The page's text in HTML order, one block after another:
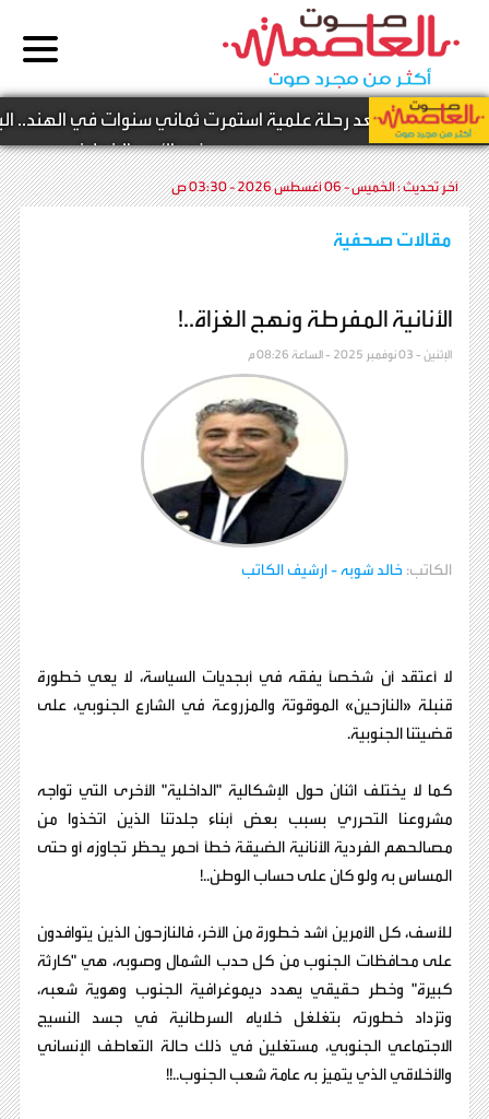
مدني - بعد رحلة علمية استمرت ثماني سنوات في الهند..
في الأدب الإنجليز
آخر تحديث :الخميس - 06 أغسطس 2026 - 03:30 ص
مقالات صحفية
الأنانية المفرطة ونهج الغزاة..!
الإثنين - 03 نوفمبر 2025 - الساعة 08:26 م
الكاتب: خالد شوبه- ارشيف الكاتب
​لا أعتقد أن شخصًا يفقه في أبجديات السياسة، لا يعي خطورة
قنبلة «النازحين» الموقوتة والمزروعة في الشارع الجنوبي، على
قضيتنا الجنوبية.
​كما لا يختلف اثنان حول الإشكالية "الداخلية" الأخرى التي تواجه
مشروعنا التحرري بسبب بعض أبناء جلدتنا الذين اتخذوا من
مصالحهم الفردية الأنانية الضيقة خطاً أحمر يحظر تجاوزه أو حتى
المساس به ولو كان على حساب الوطن..!
​للأسف، كل الأمرين أشد خطورة من الآخر، فالنازحون الذين يتوافدون
على محافظات الجنوب من كل حدب الشمال وصوبه، هي "كارثة
كبيرة" وخطر حقيقي يهدد ديموغرافية الجنوب وهوية شعبه،
وتزداد خطورته بتغلغل خلاياه السرطانية في جسد النسيج
الاجتماعي الجنوبي، مستغلين في ذلك حالة التعاطف الإنساني
والأخلاقي الذي يتميز به عامة شعب الجنوب..!!